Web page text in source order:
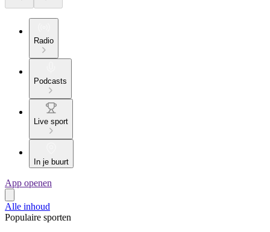
Radio
Podcasts
Live sport
In je buurt
App openen
Alle inhoud
Populaire sporten